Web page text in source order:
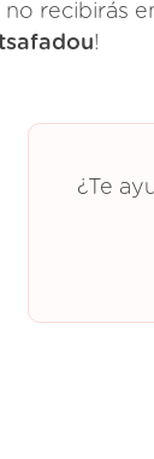
no recibirás
!
¿Te